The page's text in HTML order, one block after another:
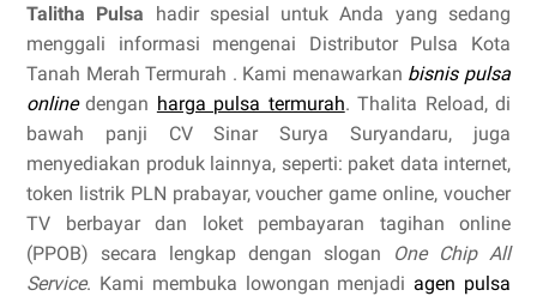
Talitha Pulsa hadir spesial untuk Anda yang sedang
menggali informasi mengenai Distributor Pulsa Kota
Tanah Merah Termurah . Kami menawarkan bisnis pulsa
onlinedengan harga pulsa termurah. Thalita Reload, di
bawah panji CV Sinar Surya Suryandaru, juga
menyediakan produk lainnya, seperti: paket data internet,
token listrik PLN prabayar, voucher game online, voucher
TV berbayar dan loket pembayaran tagihan online
(PPOB) secara lengkap dengan slogan
One Chip All
Service. Kami membuka lowongan menjadi agen pulsa